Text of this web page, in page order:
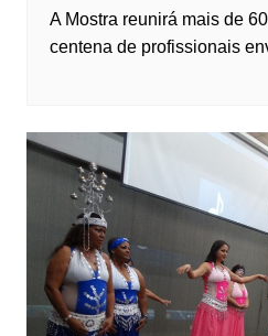
A Mostra reunirá mais de
centena de profissionais